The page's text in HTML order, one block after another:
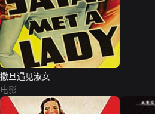
撒旦遇见淑女
电影